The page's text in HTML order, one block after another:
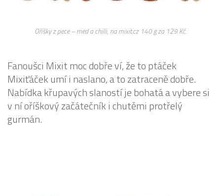
Oříšky z pece – med a chilli, na mixit.cz 140 g za 129 Kč.
Fanoušci Mixit moc dobře ví, že to ptáček
Mixiťáček umí i naslano, a to zatraceně dobře.
Nabídka křupavých slaností je bohatá a vybere si
v ní oříškový začátečník i chutěmi protřelý
gurmán.